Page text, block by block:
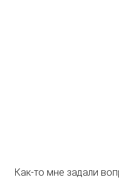
Как-то мне задали